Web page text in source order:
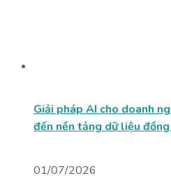
Giải pháp AI cho doanh
đến nền tảng dữ liệu
01/07/2026